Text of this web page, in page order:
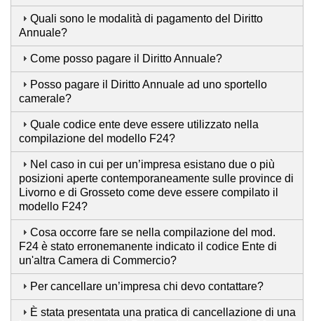
Quali sono le modalità di pagamento del Diritto
Annuale?
Come posso pagare il Diritto Annuale?
Posso pagare il Diritto Annuale ad uno sportello
camerale?
Quale codice ente deve essere utilizzato nella
compilazione del modello F24?
Nel caso in cui per un’impresa esistano due o più
posizioni aperte contemporaneamente sulle province di
Livorno e di Grosseto come deve essere compilato il
modello F24?
Cosa occorre fare se nella compilazione del mod.
F24 è stato erronemanente indicato il codice Ente di
un'altra Camera di Commercio?
Per cancellare un’impresa chi devo contattare?
È stata presentata una pratica di cancellazione di una